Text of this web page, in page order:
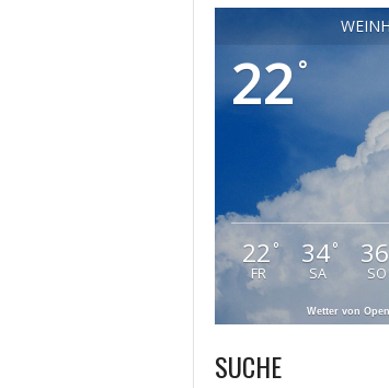
22°
22 °
FR
34°
SA
36
SO
Wetter von
SUCHE